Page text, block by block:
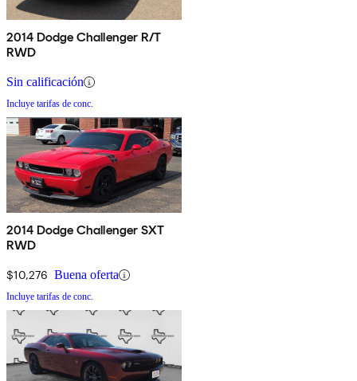
2014 Dodge Challenger R/T
RWD
Sin calificación
Incluye tarifas de conc.
2014 Dodge Challenger SXT
RWD
$10,276 Buena oferta
Incluye tarifas de conc.